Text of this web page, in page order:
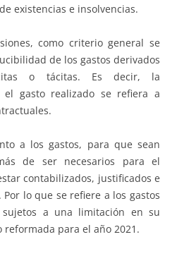
existencias e insolvencias.
como criterio general se
de los gastos derivados
o tácitas. Es decir, la
gasto realizado se refiera a
a los gastos, para que sean
de ser necesarios para el
contabilizados, justificados e
lo que se refiere a los gastos
sujetos a una limitación en su
para el año 2021.